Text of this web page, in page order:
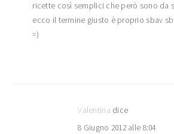
ricette così semplici che però sono da
ecco il termine giusto è proprio sbav
=)
Valentina dice
8 Giugno 2012 alle 8:04